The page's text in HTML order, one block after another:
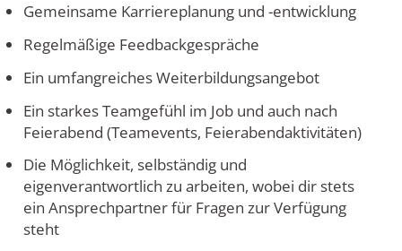
Gemeinsame Karriereplanung und -entwicklung
Regelmäßige Feedbackgespräche
Ein umfangreiches Weiterbildungsangebot
Ein starkes Teamgefühl im Job und auch nach
Feierabend (Teamevents, Feierabendaktivitäten)
Die Möglichkeit, selbständig und
eigenverantwortlich zu arbeiten, wobei dir stets
ein Ansprechpartner für Fragen zur Verfügung
steht